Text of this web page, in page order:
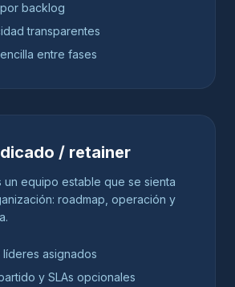
backlog
transparentes
entre fases
/ retainer
un equipo estable que se sienta
roadmap, operación y
asignados
y SLAs opcionales